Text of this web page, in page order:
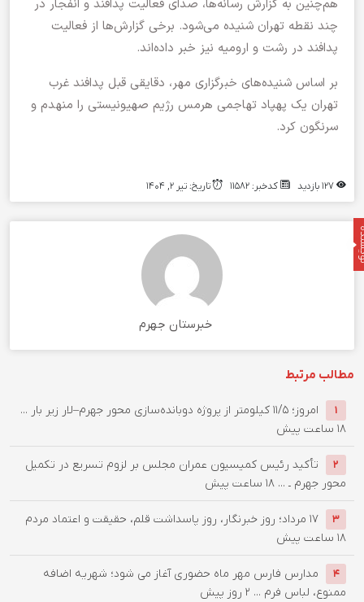
هم‌چنین به گزارش رسانه‌ها، صدای فعالیت پدافند و انفجار در
چند نقطه تهران شنیده می‌شود. برخی گزارش‌ها از فعالیت
پدافند در رشت و ارومیه نیز خبر داده‌اند.
بر اساس شنیده‌های خبرگزاری مهر، دقایقی قبل پدافند غرب
تهران یک پهپاد تهاجمی هرمس رژیم صهیونیستی را منهدم و
سرنگون کرد.
کدخبر: 11582 تاریخ: تیر 2, 1404
خبرستان جهرم
مطالب مرتبط
1
امروز؛ ۱۱/۵ کیلومتر از پروژه دوبانده‌سازی محور جهرم–لار زیر بار ...
18 ساعت پیش
2
تأکید رئیس کمیسیون عمران مجلس بر لزوم تسریع در تکمیل
محور جهرم ـ ... 18 ساعت پیش
3
۱۷ مرداد؛ روز خبرنگار، روز پاسداشت قلم، حقیقت و اعتماد مردم
18 ساعت پیش
4
مدارس فارس مهر ماه حضوری آغاز می شود؛ شهریه اضافه
ممنوع، لباس فرم ... 2 روز پیش